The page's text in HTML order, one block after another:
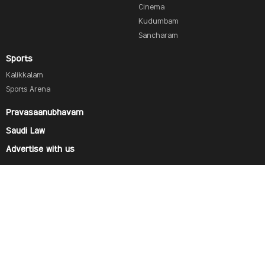
Cinema
Kudumbam
Sancharam
Sports
Kalikkalam
Sports Arena
Pravasaanubhavam
Saudi Law
Advertise with us